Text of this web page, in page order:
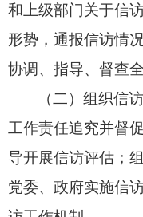
和上级部门关于信
形势， 通报信访情况
协调、 指导、 督查
（二）组织信
工作责任追究并督
导开展信访评估；
党委、 政府实施信